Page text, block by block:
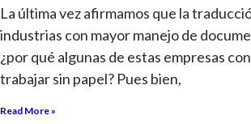
La última vez afirmamos que la
industrias con mayor manejo de
¿por qué algunas de estas empresas
trabajar sin papel? Pues bien,
Read More »